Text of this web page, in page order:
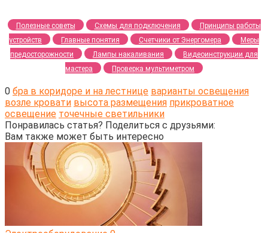
Полезные советы Схемы для подключения
Принципы работы
устройств
Главные понятия Счетчики от Энергомера
Меры
предосторожности
Лампы накаливания
Видеоинструкции для
мастера
Проверка мультиметром
0 бра в коридоре и на лестнице варианты освещения
возле кровати высота размещения прикроватное
освещение точечные светильники
Понравилась статья? Поделиться с друзьями:
Вам также может быть интересно